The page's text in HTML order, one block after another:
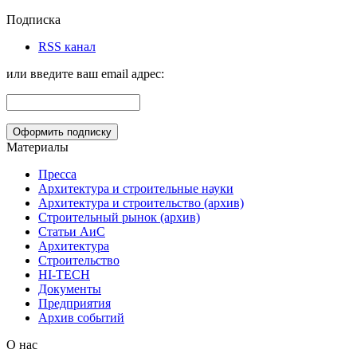
Подписка
RSS канал
или введите ваш email адрес:
Материалы
Пресса
Архитектура и строительные науки
Архитектура и строительство (архив)
Строительный рынок (архив)
Статьи АиС
Архитектура
Строительство
HI-TECH
Документы
Предприятия
Архив событий
О нас